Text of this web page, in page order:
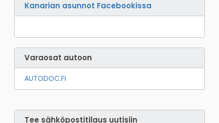
Kanarian asunnot Facebookissa
Varaosat autoon
AUTODOC.FI
Tee sähköpostitilaus uutisiin